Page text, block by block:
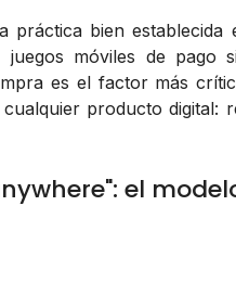
práctica bien establecida
móviles de pago
es el factor más
producto digital:
el